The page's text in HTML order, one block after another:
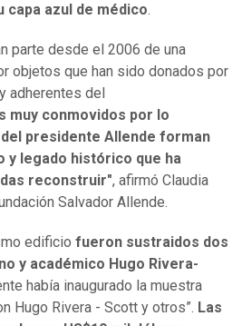
azul de médico.
parte desde el 2006 de una
objetos que han sido donados por
adherentes del
muy conmovidos por lo
presidente Allende forman
y legado histórico que ha
reconstruir", afirmó Claudia
Salvador Allende.
edificio fueron sustraidos dos
y académico Hugo Rivera-
había inaugurado la muestra
Hugo Rivera - Scott y otros”. Las